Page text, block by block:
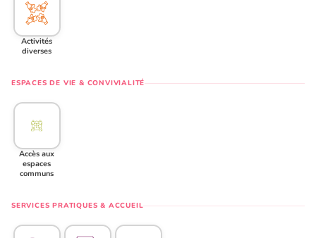
Activités
diverses
ESPACES DE VIE & CONVIVIALITÉ
Accès aux
espaces
communs
SERVICES PRATIQUES & ACCUEIL